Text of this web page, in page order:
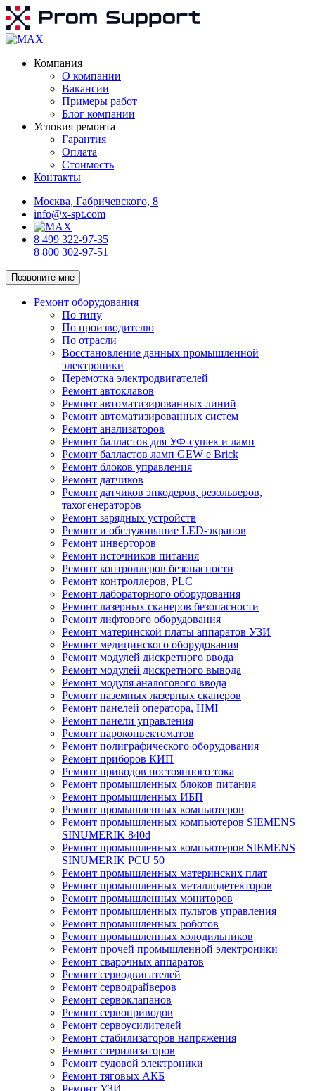
Компания
О компании
Вакансии
Примеры работ
Блог компании
Условия ремонта
Гарантия
Оплата
Стоимость
Контакты
Москва, Габричевского, 8
info@x-spt.com
8 499 322-97-35
8 800 302-97-51
Позвоните мне
Ремонт оборудования
По типу
По производителю
По отрасли
Восстановление данных промышленной
электроники
Перемотка электродвигателей
Ремонт автоклавов
Ремонт автоматизированных линий
Ремонт автоматизированных систем
Ремонт анализаторов
Ремонт балластов для УФ-сушек и ламп
Ремонт балластов ламп GEW e Brick
Ремонт блоков управления
Ремонт датчиков
Ремонт датчиков энкодеров, резольверов,
тахогенераторов
Ремонт зарядных устройств
Ремонт и обслуживание LED-экранов
Ремонт инверторов
Ремонт источников питания
Ремонт контроллеров безопасности
Ремонт контроллеров, PLC
Ремонт лабораторного оборудования
Ремонт лазерных сканеров безопасности
Ремонт лифтового оборудования
Ремонт материнской платы аппаратов УЗИ
Ремонт медицинского оборудования
Ремонт модулей дискретного ввода
Ремонт модулей дискретного вывода
Ремонт модуля аналогового ввода
Ремонт наземных лазерных сканеров
Ремонт панелей оператора, HMI
Ремонт панели управления
Ремонт пароконвектоматов
Ремонт полиграфического оборудования
Ремонт приборов КИП
Ремонт приводов постоянного тока
Ремонт промышленных блоков питания
Ремонт промышленных ИБП
Ремонт промышленных компьютеров
Ремонт промышленных компьютеров SIEMENS
SINUMERIK 840d
Ремонт промышленных компьютеров SIEMENS
SINUMERIK PCU 50
Ремонт промышленных материнских плат
Ремонт промышленных металлодетекторов
Ремонт промышленных мониторов
Ремонт промышленных пультов управления
Ремонт промышленных роботов
Ремонт промышленных холодильников
Ремонт прочей промышленной электроники
Ремонт сварочных аппаратов
Ремонт серводвигателей
Ремонт серводрайверов
Ремонт сервоклапанов
Ремонт сервоприводов
Ремонт сервоусилителей
Ремонт стабилизаторов напряжения
Ремонт стерилизаторов
Ремонт судовой электроники
Ремонт тяговых АКБ
Ремонт УЗИ